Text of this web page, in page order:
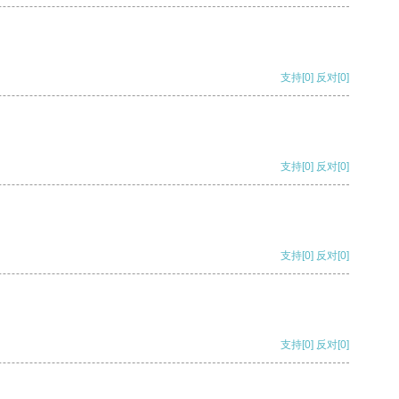
支持[0] 反对[0]
支持[0] 反对[0]
支持[0] 反对[0]
支持[0] 反对[0]